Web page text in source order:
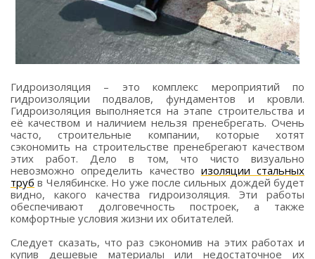
Гидроизоляция – это комплекс мероприятий по
гидроизоляции подвалов, фундаментов и кровли.
Гидроизоляция выполняется на этапе строительства и
её качеством и наличием нельзя пренебрегать. Очень
часто, строительные компании, которые хотят
сэкономить на строительстве пренебрегают качеством
этих работ. Дело в том, что чисто визуально
невозможно определить качество изоляции стальных
труб в Челябинске. Но уже после сильных дождей будет
видно, какого качества гидроизоляция. Эти работы
обеспечивают долговечность построек, а также
комфортные условия жизни их обитателей.
Следует сказать, что раз сэкономив на этих работах и
купив дешевые материалы или недостаточное их